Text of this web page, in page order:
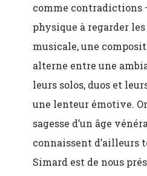
comme contradictions
physique à regarder
musicale, une
alterne entre une
leurs solos, duos et
une lenteur émotive.
sagesse d’un âge
connaissent d’ailleurs
Simard est de nous